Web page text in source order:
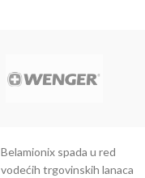
Belamionix spada u red
vodećih trgovinskih lanaca